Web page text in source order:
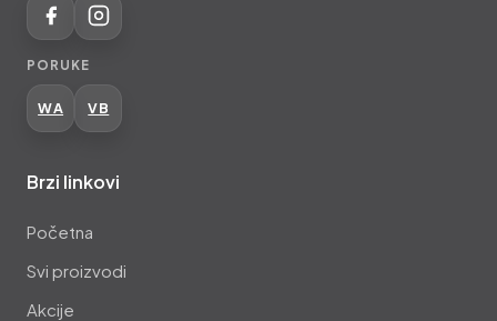
PORUKE
WA VB
Brzi linkovi
Početna
Svi proizvodi
Akcije